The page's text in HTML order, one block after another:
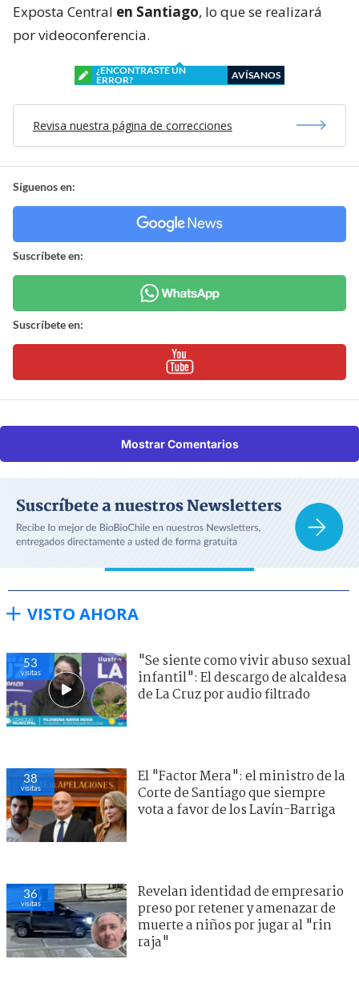
Exposta Central en Santiago, lo que se realizará
por videoconferencia.
¿ENCONTRASTE UN
ERROR?
AVÍSANOS
Revisa nuestra página de correcciones
Síguenos en:
Suscríbete en:
Suscríbete en:
Mostrar Comentarios
VISTO AHORA
53
visitas
"Se siente como vivir abuso sexual
infantil": El descargo de alcaldesa
de La Cruz por audio filtrado
38
visitas
El "Factor Mera": el ministro de la
Corte de Santiago que siempre
vota a favor de los Lavín-Barriga
36
visitas
Revelan identidad de empresario
preso por retener y amenazar de
muerte a niños por jugar al "rin
raja"